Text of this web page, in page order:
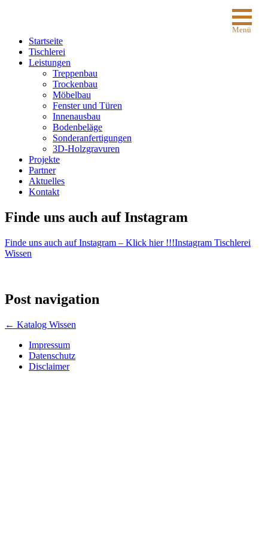
Startseite
Tischlerei
Leistungen
Treppenbau
Trockenbau
Möbelbau
Fenster und Türen
Innenausbau
Bodenbeläge
Sonderanfertigungen
3D-Holzgravuren
Projekte
Partner
Aktuelles
Kontakt
Finde uns auch auf Instagram
Finde uns auch auf Instagram – Klick hier !!!Instagram Tischlerei
Wissen
Post navigation
← Katalog Wissen
Impressum
Datenschutz
Disclaimer
Menü